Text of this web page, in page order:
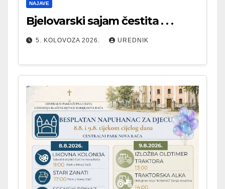
NAJAVE
Bjelovarski sajam čestita . . .
5. KOLOVOZA 2026. UREDNIK